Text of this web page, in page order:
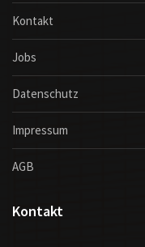
Kontakt
Jobs
Datenschutz
Impressum
AGB
Kontakt